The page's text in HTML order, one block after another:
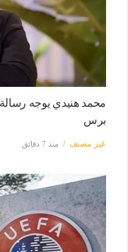
محمد هنيدي يوجه رسالة
برس
غير مصنف منذ 7 دقائق